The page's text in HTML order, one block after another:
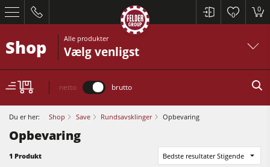
0
0
Rundsave / formatrundsave
Shop Alle produkter
Vælg venligst
netto brutto
Du er her: Shop Save Rundsavsklinger Opbevaring
Opbevaring
1 Produkt Bedste resultater Stigende